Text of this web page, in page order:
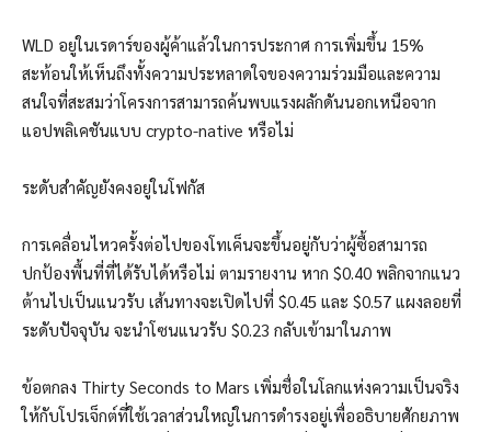
WLD อยู่ในเรดาร์ของผู้ค้าแล้วในการประกาศ การเพิ่มขึ้น 15%
สะท้อนให้เห็นถึงทั้งความประหลาดใจของความร่วมมือและความ
สนใจที่สะสมว่าโครงการสามารถค้นพบแรงผลักดันนอกเหนือจาก
แอปพลิเคชันแบบ crypto-native หรือไม่
ระดับสำคัญยังคงอยู่ในโฟกัส
การเคลื่อนไหวครั้งต่อไปของโทเค็นจะขึ้นอยู่กับว่าผู้ซื้อสามารถ
ปกป้องพื้นที่ที่ได้รับได้หรือไม่ ตามรายงาน หาก $0.40 พลิกจากแนว
ต้านไปเป็นแนวรับ เส้นทางจะเปิดไปที่ $0.45 และ $0.57 แผงลอยที่
ระดับปัจจุบัน จะนำโซนแนวรับ $0.23 กลับเข้ามาในภาพ
ข้อตกลง Thirty Seconds to Mars เพิ่มชื่อในโลกแห่งความเป็นจริง
ให้กับโปรเจ็กต์ที่ใช้เวลาส่วนใหญ่ในการดำรงอยู่เพื่ออธิบายศักยภาพ